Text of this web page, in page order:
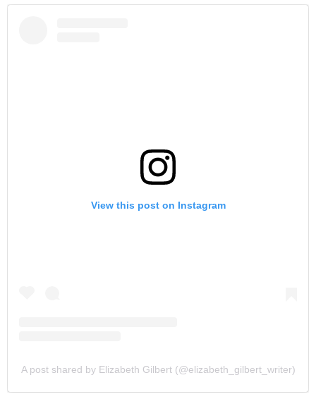
View this post on Instagram
A post shared by Elizabeth Gilbert (@elizabeth_gilbert_writer)